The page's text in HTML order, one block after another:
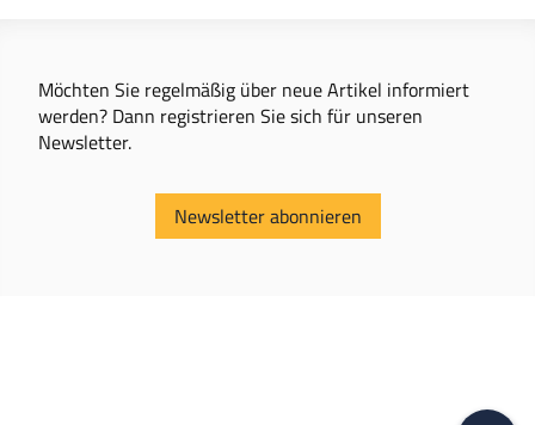
Möchten Sie regelmäßig über neue Artikel informiert
werden? Dann registrieren Sie sich für unseren
Newsletter.
Newsletter abonnieren